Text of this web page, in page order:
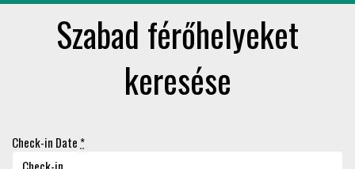
Szabad férőhelyeket
keresése
Check-in Date *